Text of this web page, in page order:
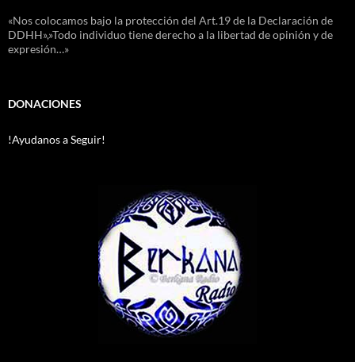
«Nos colocamos bajo la protección del Art.19 de la Declaración de
DDHH»,»Todo individuo tiene derecho a la libertad de opinión y de
expresión…»
DONACIONES
!Ayudanos a Seguir!